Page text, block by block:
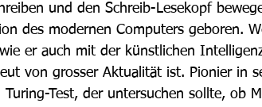
und den Schreib-Lesekopf
des modernen Computers geboren.
er auch mit der künstlichen
von grosser Aktualität ist. Pionier in
Turing-Test, der untersuchen sollte, ob